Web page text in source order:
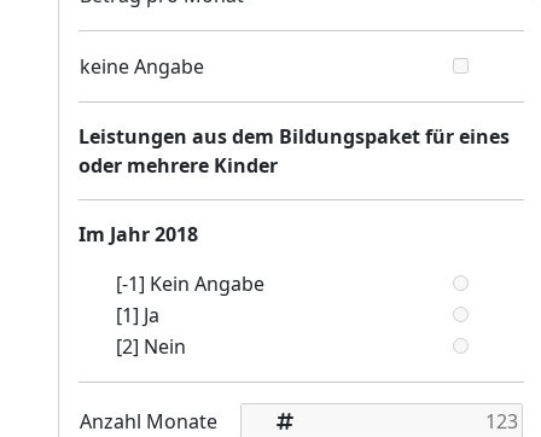
keine Angabe
Leistungen aus dem Bildungspaket für eines
oder mehrere Kinder
Im Jahr 2018
[-1] Kein Angabe
[1] Ja
[2] Nein
Anzahl Monate